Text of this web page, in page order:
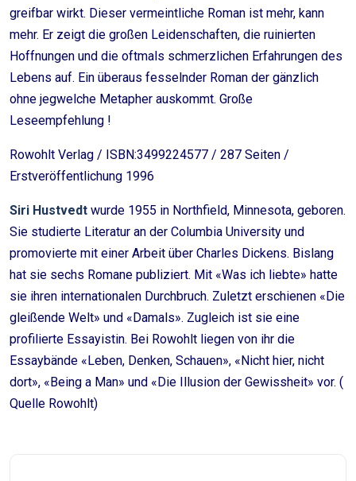
greifbar wirkt. Dieser vermeintliche Roman ist mehr, kann
mehr. Er zeigt die großen Leidenschaften, die ruinierten
Hoffnungen und die oftmals schmerzlichen Erfahrungen des
Lebens auf. Ein überaus fesselnder Roman der gänzlich
ohne jegwelche Metapher auskommt. Große
Leseempfehlung !
Rowohlt Verlag / ISBN:3499224577 / 287 Seiten /
Erstveröffentlichung 1996
Siri Hustvedt wurde 1955 in Northfield, Minnesota, geboren.
Sie studierte Literatur an der Columbia University und
promovierte mit einer Arbeit über Charles Dickens. Bislang
hat sie sechs Romane publiziert. Mit «Was ich liebte» hatte
sie ihren internationalen Durchbruch. Zuletzt erschienen «Die
gleißende Welt» und «Damals». Zugleich ist sie eine
profilierte Essayistin. Bei Rowohlt liegen von ihr die
Essaybände «Leben, Denken, Schauen», «Nicht hier, nicht
dort», «Being a Man» und «Die Illusion der Gewissheit» vor. (
Quelle Rowohlt)